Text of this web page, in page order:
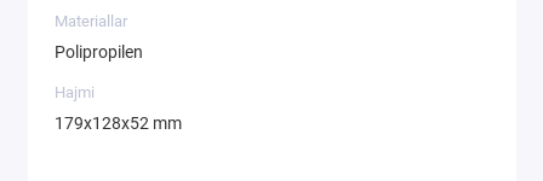
Materiallar
Polipropilen
Hajmi
179х128х52 mm